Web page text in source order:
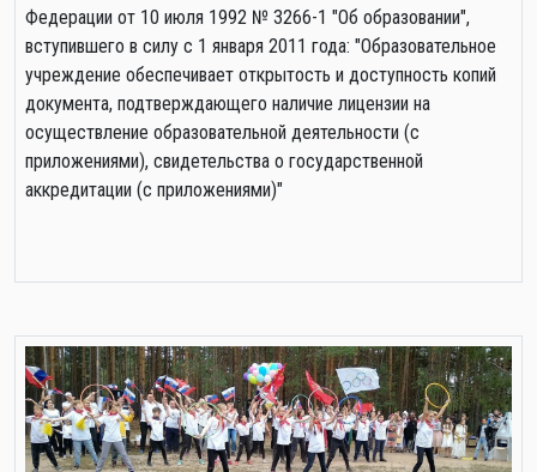
Федерации от 10 июля 1992 № 3266-1 "Об образовании",
вступившего в силу с 1 января 2011 года: "Образовательное
учреждение обеспечивает открытость и доступность копий
документа, подтверждающего наличие лицензии на
осуществление образовательной деятельности (с
приложениями), свидетельства о государственной
аккредитации (с приложениями)"